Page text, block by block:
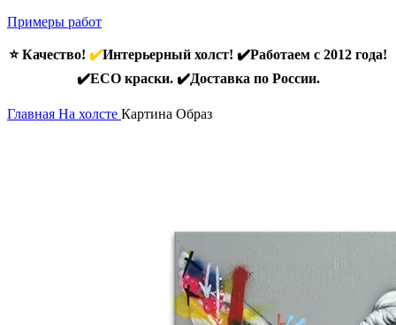
Примеры работ
⭐ Качество! ✔️Интерьерный холст! ✔️Работаем с 2012 года!
✔️ECO краски. ✔️Доставка по России.
Главная На холсте Картина Образ